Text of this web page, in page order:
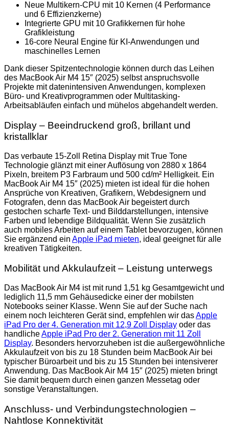
Neue Multikern-CPU mit 10 Kernen (4 Performance
und 6 Effizienzkerne)
Integrierte GPU mit 10 Grafikkernen für hohe
Grafikleistung
16-core Neural Engine für KI-Anwendungen und
maschinelles Lernen
Dank dieser Spitzentechnologie können durch das Leihen
des MacBook Air M4 15″ (2025) selbst anspruchsvolle
Projekte mit datenintensiven Anwendungen, komplexen
Büro- und Kreativprogrammen oder Multitasking-
Arbeitsabläufen einfach und mühelos abgehandelt werden.
Display – Beeindruckend groß, brillant und
kristallklar
Das verbaute 15-Zoll Retina Display mit True Tone
Technologie glänzt mit einer Auflösung von 2880 x 1864
Pixeln, breitem P3 Farbraum und 500 cd/m² Helligkeit. Ein
MacBook Air M4 15″ (2025) mieten ist ideal für die hohen
Ansprüche von Kreativen, Grafikern, Webdesignern und
Fotografen, denn das MacBook Air begeistert durch
gestochen scharfe Text- und Bilddarstellungen, intensive
Farben und lebendige Bildqualität. Wenn Sie zusätzlich
auch mobiles Arbeiten auf einem Tablet bevorzugen, können
Sie ergänzend ein Apple iPad mieten, ideal geeignet für alle
kreativen Tätigkeiten.
Mobilität und Akkulaufzeit – Leistung unterwegs
Das MacBook Air M4 ist mit rund 1,51 kg Gesamtgewicht und
lediglich 11,5 mm Gehäusedicke einer der mobilsten
Notebooks seiner Klasse. Wenn Sie auf der Suche nach
einem noch leichteren Gerät sind, empfehlen wir dasApple
iPad Pro der 4. Generation mit 12,9 Zoll Display oder das
handlicheApple iPad Pro der 2. Generation mit 11 Zoll
Display. Besonders hervorzuheben ist die außergewöhnliche
Akkulaufzeit von bis zu 18 Stunden beim MacBook Air bei
typischer Büroarbeit und bis zu 15 Stunden bei intensiverer
Anwendung. Das MacBook Air M4 15″ (2025) mieten bringt
Sie damit bequem durch einen ganzen Messetag oder
sonstige Veranstaltungen.
Anschluss- und Verbindungstechnologien –
Nahtlose Konnektivität